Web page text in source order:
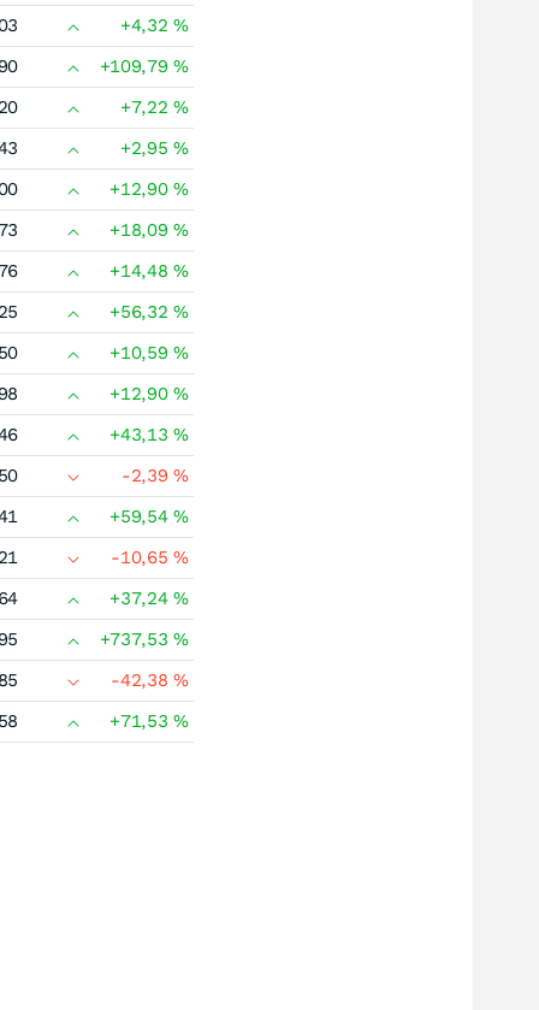
+4,32%
+109,79%
+7,22%
+2,95%
+12,90%
+18,09%
+14,48%
+56,32%
+10,59%
+12,90%
+43,13%
-2,39%
+59,54%
-10,65%
+37,24%
+737,53%
-42,38%
+71,53%